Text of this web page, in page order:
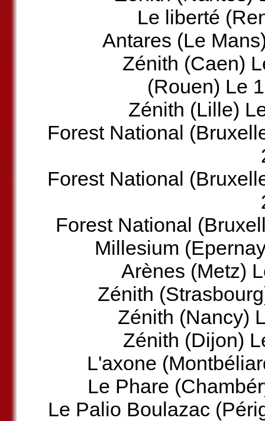
Le liberté
Antares (Le
Zénith (Caen)
(Rouen) Le
Zénith (Lille)
Forest National
Forest National
Forest National
Millesium
Arènes (Metz)
Zénith
Zénith (Nancy)
Zénith (Dijon)
L'axone
Le Phare
Le Palio Boulazac